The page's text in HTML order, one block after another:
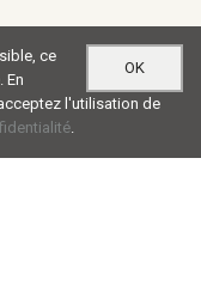
OK
ce
En
l'utilisation de
.